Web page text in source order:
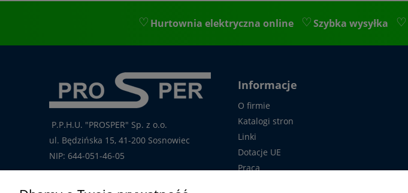
Hurtownia elektryczna online Szybka wysyłka
P.P.H.U. "PROSPER" Sp. z o.o.
ul. Będzińska 15, 41-200 Sosnowiec
NIP: 644-051-46-05
Informacje
O firmie
Katalogi stron
Linki
Dotacje UE
Praca